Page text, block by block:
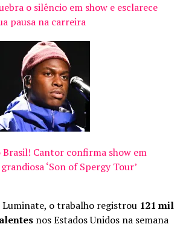
o silêncio em show e esclarece
pausa na carreira
Brasil! Cantor confirma show em
‘Son of Spergy Tour’
Luminate, o trabalho registrou 121 mil
nos Estados Unidos na semana